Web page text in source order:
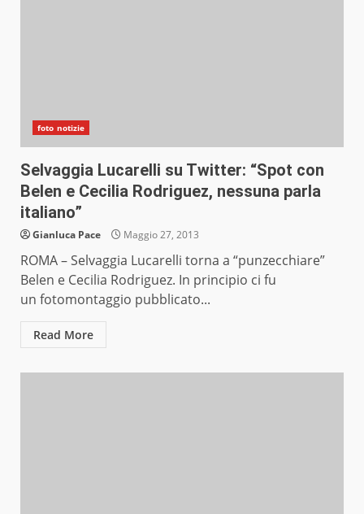
foto notizie
Selvaggia Lucarelli su Twitter: “Spot con
Belen e Cecilia Rodriguez, nessuna parla
italiano”
Gianluca Pace Maggio 27, 2013
ROMA – Selvaggia Lucarelli torna a “punzecchiare”
Belen e Cecilia Rodriguez. In principio ci fu
un fotomontaggio pubblicato...
Read More